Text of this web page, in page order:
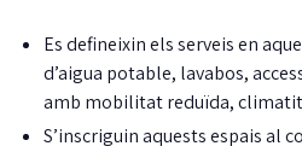
Es defineixin els serveis en
d’aigua potable, lavabos,
amb mobilitat reduïda,
S’inscriguin aquests espais al